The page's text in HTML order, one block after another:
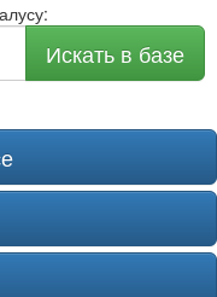
Искать в базе